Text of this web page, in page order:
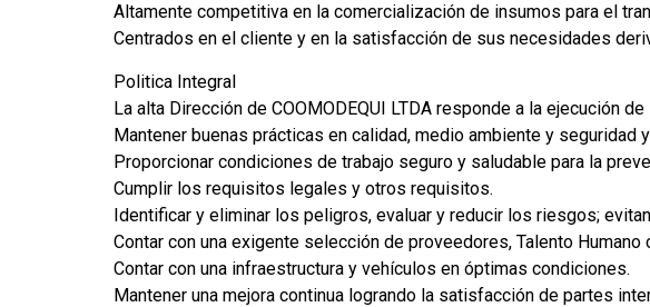
Altamente competitiva en la comercialización de insumos para el
Centrados en el cliente y en la satisfacción de sus necesidades
Politica Integral
La alta Dirección de COOMODEQUI LTDA responde a la ejecución
Mantener buenas prácticas en calidad, medio ambiente y seguridad
Proporcionar condiciones de trabajo seguro y saludable para la
Cumplir los requisitos legales y otros requisitos.
Identificar y eliminar los peligros, evaluar y reducir los riesgos;
Contar con una exigente selección de proveedores, Talento
Contar con una infraestructura y vehículos en óptimas condiciones.
Mantener una mejora continua logrando la satisfacción de partes